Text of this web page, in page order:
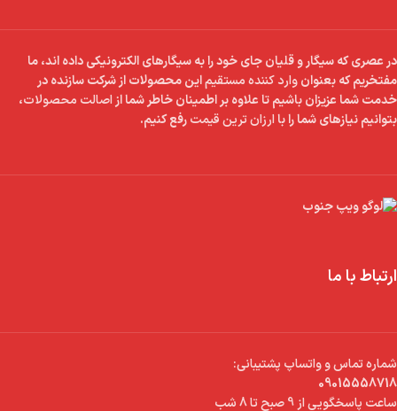
در عصری که سیگار و قلیان جای خود را به سیگارهای الکترونیکی داده اند، ما
مفتخریم که بعنوانوارد کننده مستقیماین محصولات از شرکت سازنده در
خدمت شما عزیزان باشیم تا علاوه بر اطمینان خاطر شما از اصالت محصولات،
بتوانیم نیازهای شما را باارزان ترین قیمترفع کنیم.
ارتباط با ما
شماره تماس و واتساپ پشتیبانی:
09015558718
ساعت پاسخگویی از 9 صبح تا 8 شب